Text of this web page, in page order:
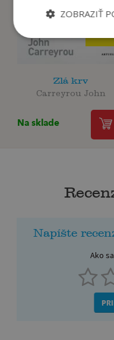
16
Zlá krv
Carreyrou John
Na sklade
Napíšte
Ako
ZOBRAZIŤ